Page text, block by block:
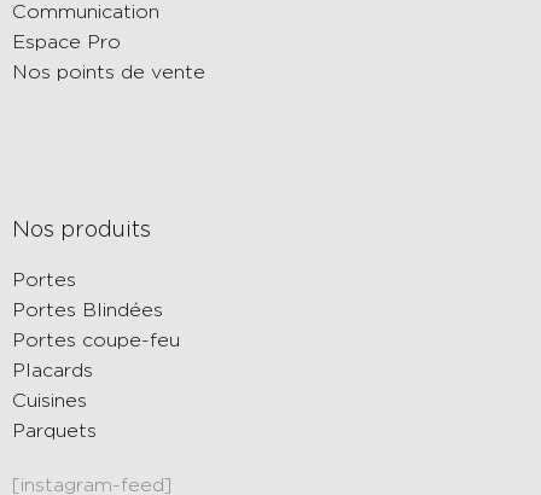
Communication
Espace Pro
Nos points de vente
Nos produits
Portes
Portes Blindées
Portes coupe-feu
Placards
Cuisines
Parquets
[instagram-feed]